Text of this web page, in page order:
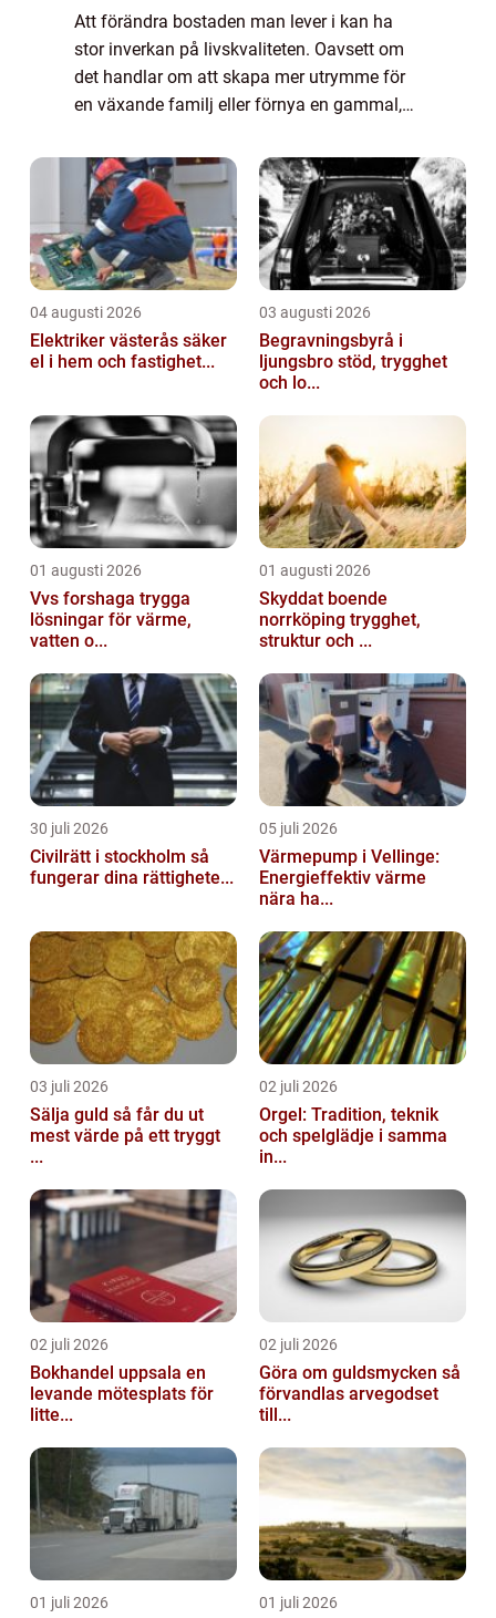
Att förändra bostaden man lever i kan ha
stor inverkan på livskvaliteten. Oavsett om
det handlar om att skapa mer utrymme för
en växande familj eller förnya en gammal,
04 augusti 2026
Elektriker västerås säker
el i hem och fastighet...
03 augusti 2026
Begravningsbyrå i
ljungsbro stöd, trygghet
och lo...
01 augusti 2026
Vvs forshaga trygga
lösningar för värme,
vatten o...
01 augusti 2026
Skyddat boende
norrköping trygghet,
struktur och ...
30 juli 2026
Civilrätt i stockholm så
fungerar dina rättighete...
05 juli 2026
Värmepump i Vellinge:
Energieffektiv värme
nära ha...
03 juli 2026
Sälja guld så får du ut
mest värde på ett tryggt
...
02 juli 2026
Orgel: Tradition, teknik
och spelglädje i samma
in...
02 juli 2026
Bokhandel uppsala en
levande mötesplats för
litte...
02 juli 2026
Göra om guldsmycken så
förvandlas arvegodset
till...
01 juli 2026 01 juli 2026